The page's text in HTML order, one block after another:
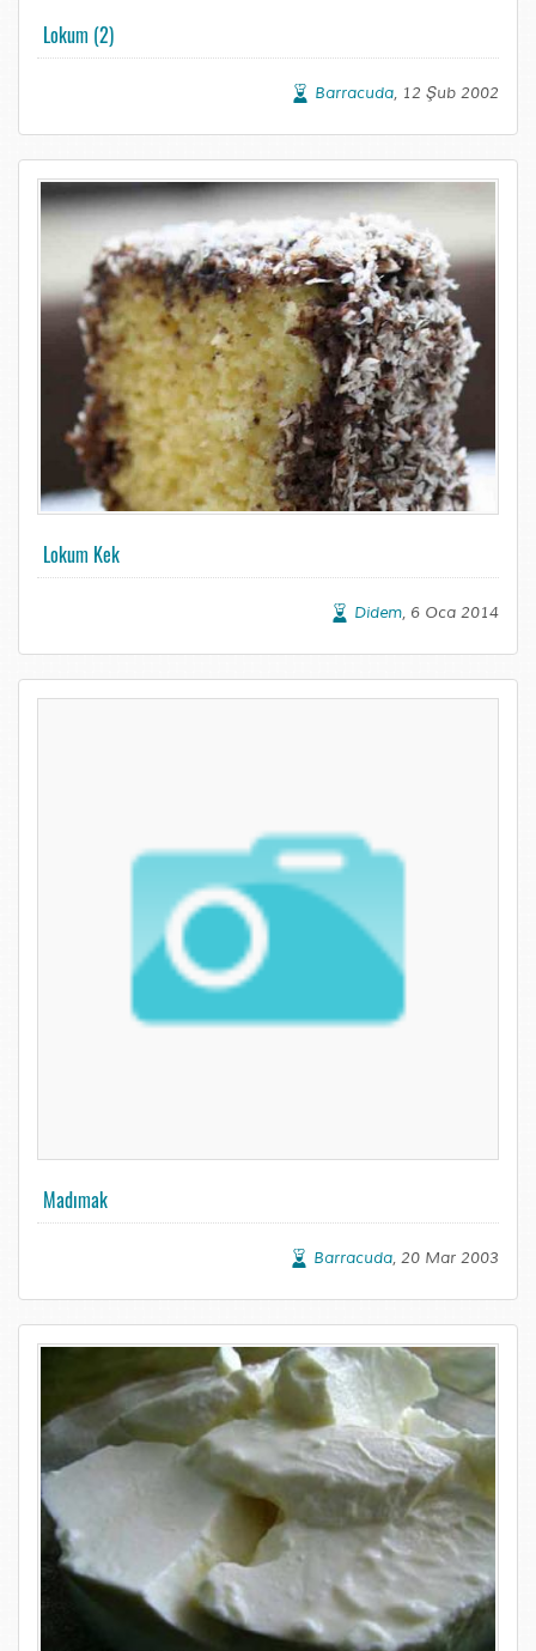
Lokum (2)
Barracuda, 12 Şub 2002
Lokum Kek
Didem, 6 Oca 2014
Madımak
Barracuda, 20 Mar 2003